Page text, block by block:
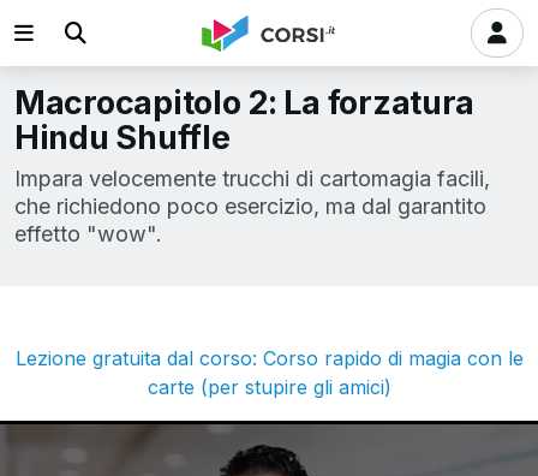
Macrocapitolo 2: La forzatura
Hindu Shuffle
Impara velocemente trucchi di cartomagia facili,
che richiedono poco esercizio, ma dal garantito
effetto "wow".
Lezione gratuita dal corso: Corso rapido di magia con le
carte (per stupire gli amici)